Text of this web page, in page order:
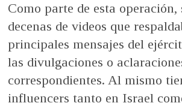
Como parte de esta
decenas de videos que
principales mensajes del
las divulgaciones o
correspondientes. Al mismo
influencers tanto en Israel